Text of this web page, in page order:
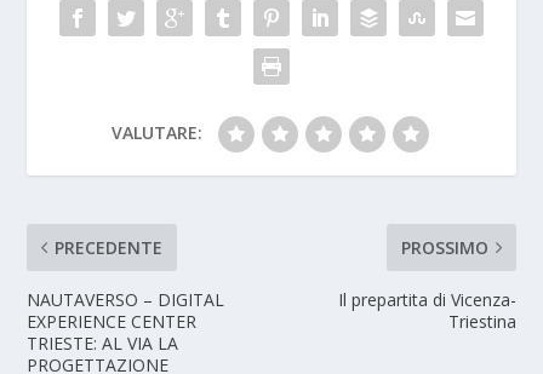
VALUTARE:
PRECEDENTE
NAUTAVERSO – DIGITAL
EXPERIENCE CENTER
TRIESTE: AL VIA LA
PROGETTAZIONE
PROSSIMO
Il prepartita di Vicenza-
Triestina